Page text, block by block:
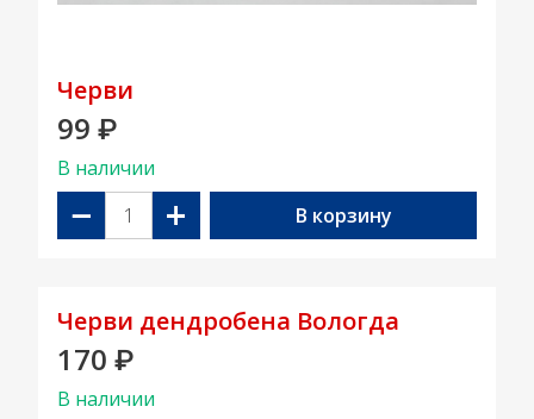
Черви
99 ₽
В наличии
− + В корзину
Черви дендробена Вологда
170 ₽
В наличии